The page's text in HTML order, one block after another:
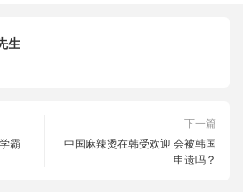
生
霸
下一篇
中国麻辣烫在韩受欢迎 会被韩国
申遗吗？